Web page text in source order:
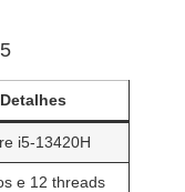
Detalhes
i5-13420H
e 12 threads